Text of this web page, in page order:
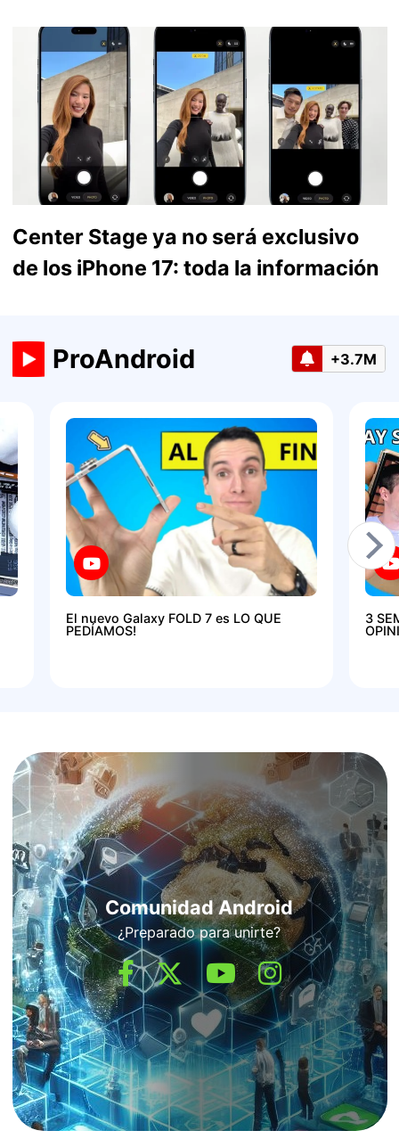
Center Stage ya no será exclusivo
de los iPhone 17: toda la información
ProAndroid +3.7M
El nuevo Galaxy FOLD 7 es LO QUE
PEDÍAMOS!
3
Comunidad Android
¿Preparado para unirte?